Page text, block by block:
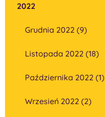
2022
Grudnia 2022 (9)
Listopada 2022 (18)
Października 2022 (1)
Wrzesień 2022 (2)